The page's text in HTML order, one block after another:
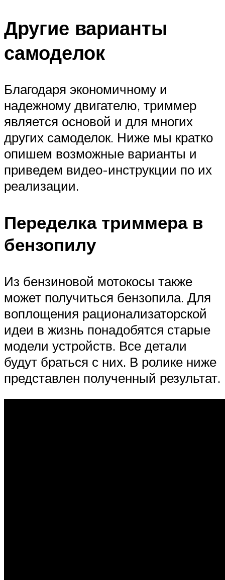
Другие варианты
самоделок
Благодаря экономичному и
надежному двигателю, триммер
является основой и для многих
других самоделок. Ниже мы кратко
опишем возможные варианты и
приведем видео-инструкции по их
реализации.
Переделка триммера в
бензопилу
Из бензиновой мотокосы также
может получиться бензопила. Для
воплощения рационализаторской
идеи в жизнь понадобятся старые
модели устройств. Все детали
будут браться с них. В ролике ниже
представлен полученный результат.